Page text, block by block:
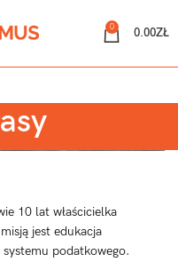
0 0.00ZŁ
10 lat właścicielka
jest edukacja
podatkowego.